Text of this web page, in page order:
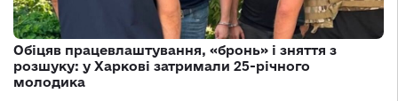
Обіцяв працевлаштування, «бронь» і зняття з
розшуку: у Харкові затримали 25-річного
молодика